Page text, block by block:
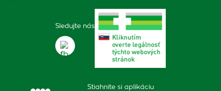
Sledujte nás
Stiahnite si aplikáciu